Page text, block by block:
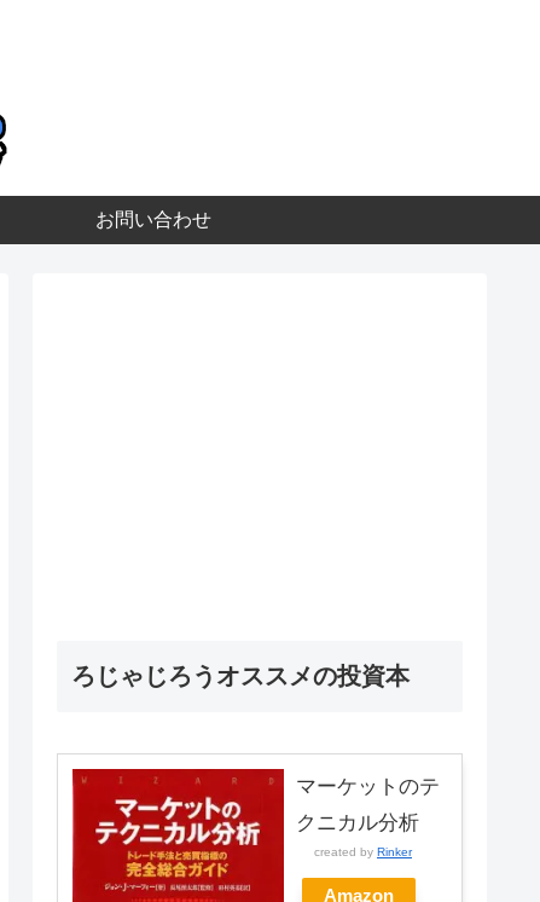
お問い合わせ
ろじゃじろうオススメの投資本
マーケットのテ
クニカル分析
created by Rinker
Amazon